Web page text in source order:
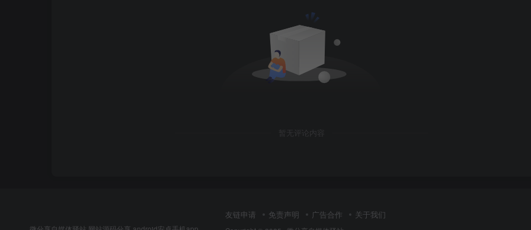
暂无评论内容
友链申请 免责声明 广告合作 关于我们